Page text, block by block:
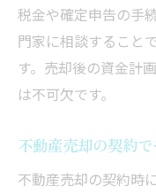
税金や確定申告の手
門家に相談すること
す。売却後の資金計
は不可欠です。
不動産売却の契約
不動産売却の契約時